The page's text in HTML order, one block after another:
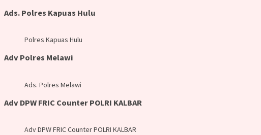
Ads. Polres Kapuas Hulu
Polres Kapuas Hulu
Adv Polres Melawi
Ads. Polres Melawi
Adv DPW FRIC Counter POLRI KALBAR
Adv DPW FRIC Counter POLRI KALBAR